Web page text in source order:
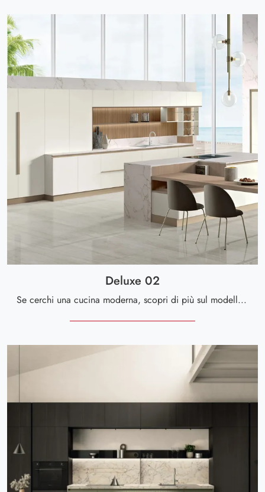
Deluxe 02
Se cerchi una cucina moderna, scopri di più sul modello Deluxe 02 Spar.